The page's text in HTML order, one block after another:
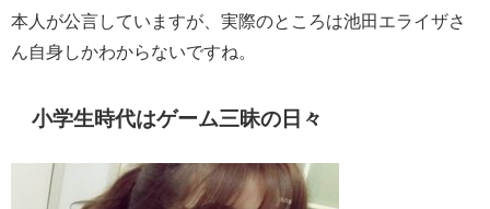
本人が公言していますが、実際のところは池田エライザさ
ん自身しかわからないですね。
小学生時代はゲーム三昧の日々